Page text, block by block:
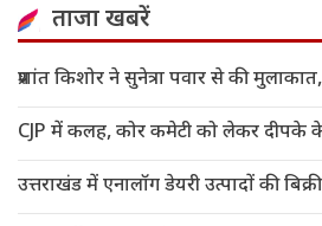
ताजा खबरें
प्रशांत किशोर ने सुनेत्रा पवार से की
CJP में कलह, कोर कमेटी को लेकर दीपके के
उत्तराखंड में एनालॉग डेयरी उत्पादों की